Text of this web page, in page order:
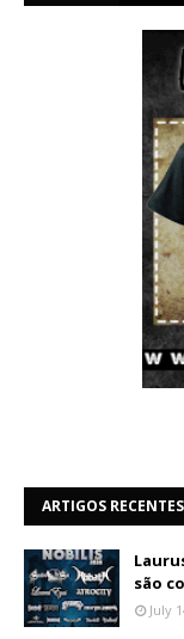
ARTIGOS RECENTES
são
July